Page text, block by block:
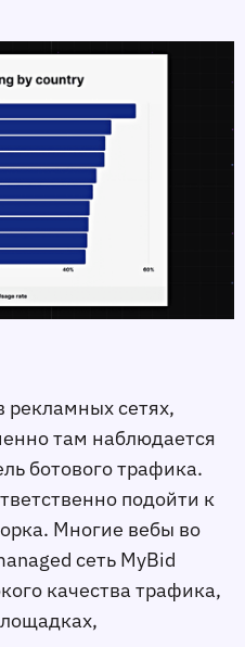
рекламных сетях,
там наблюдается
ботового трафика.
подойти к
Многие вебы во
сеть MyBid
качества трафика,